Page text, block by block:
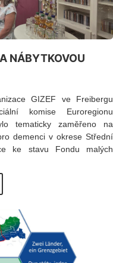
NÁBYTKOVOU
GIZEF ve Freibergu
komise Euroregionu
tematicky zaměřeno na
demenci v okrese Střední
ke stavu Fondu malých